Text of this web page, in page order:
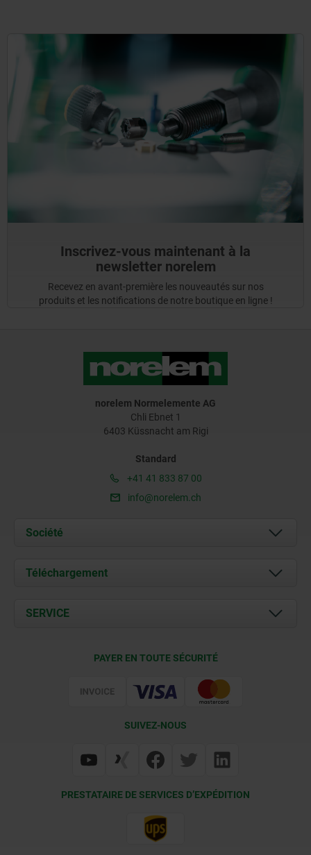
Inscrivez-vous maintenant à la
newsletter norelem
Recevez en avant-première les nouveautés sur nos
produits et les notifications de notre boutique en ligne !
norelem Normelemente AG
Chli Ebnet 1
6403 Küssnacht am Rigi
Standard
+41 41 833 87 00
info@norelem.ch
Société
À propos de nous
Contact
Téléchargement
Documents
SERVICE
PAYER EN TOUTE SÉCURITÉ
SUIVEZ-NOUS
PRESTATAIRE DE SERVICES D’EXPÉDITION